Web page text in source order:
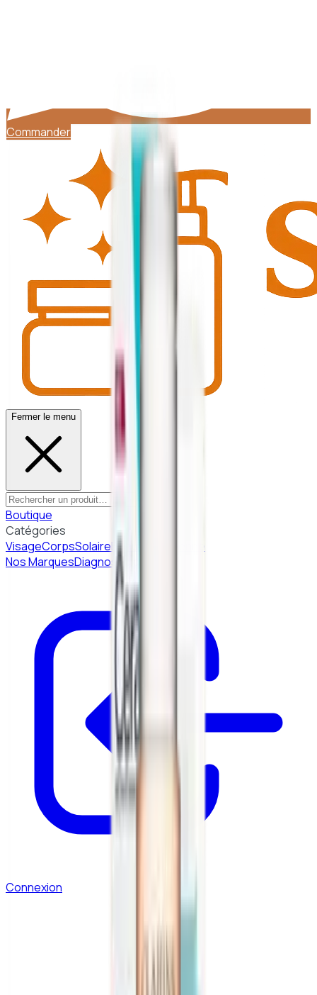
Commander
Fermer le menu
Boutique
Catégories
VisageCorpsSolaire Beauté Coréenne
Nos MarquesDiagnostic peau
Connexion